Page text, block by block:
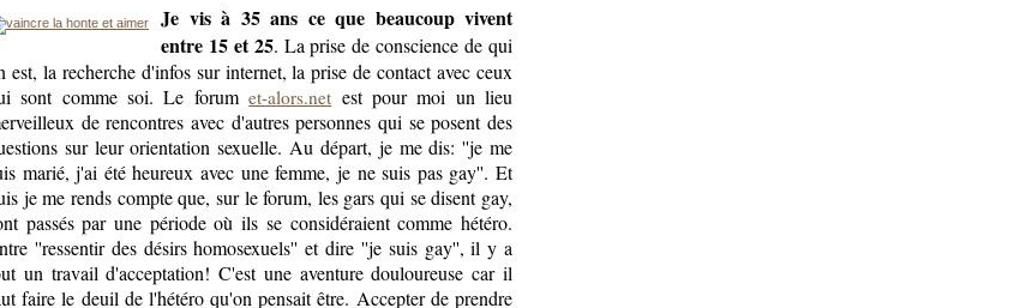
Je vis à 35 ans ce que beaucoup vivent
entre 15 et 25. La prise de conscience de qui
est, la recherche d'infos sur internet, la prise de contact avec ceux
sont comme soi. Le forumet-alors.net est pour moi un lieu
de rencontres avec d'autres personnes qui se posent des
sur leur orientation sexuelle. Au départ, je me dis: ''je me
marié, j'ai été heureux avec une femme, je ne suis pas gay''. Et
je me rends compte que, sur le forum, les gars qui se disent gay,
passés par une période où ils se considéraient comme hétéro.
''ressentir des désirs homosexuels'' et dire ''je suis gay'', il y a
un travail d'acceptation! C'est une aventure douloureuse car il
faire le deuil de l'hétéro qu'on pensait être. Accepter de prendre